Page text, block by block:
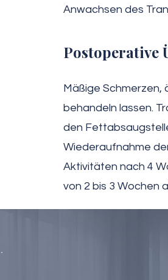
Anwachsen des
Postoperative
Mäßige Schmerzen,
behandeln lassen.
den
Wiederaufnahme
Aktivitäten nach 4
von 2 bis 3 Wochen